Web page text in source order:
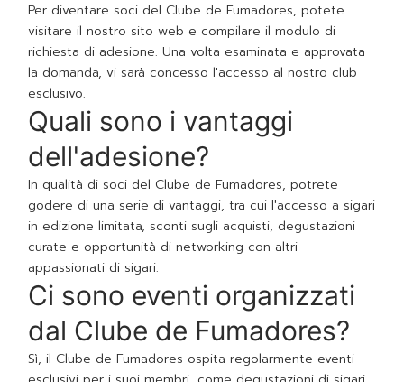
Per diventare soci del Clube de Fumadores, potete
visitare il nostro sito web e compilare il modulo di
richiesta di adesione. Una volta esaminata e approvata
la domanda, vi sarà concesso l'accesso al nostro club
esclusivo.
Quali sono i vantaggi
dell'adesione?
In qualità di soci del Clube de Fumadores, potrete
godere di una serie di vantaggi, tra cui l'accesso a sigari
in edizione limitata, sconti sugli acquisti, degustazioni
curate e opportunità di networking con altri
appassionati di sigari.
Ci sono eventi organizzati
dal Clube de Fumadores?
Sì, il Clube de Fumadores ospita regolarmente eventi